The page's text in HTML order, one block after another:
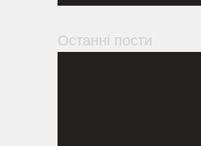
Останні пости